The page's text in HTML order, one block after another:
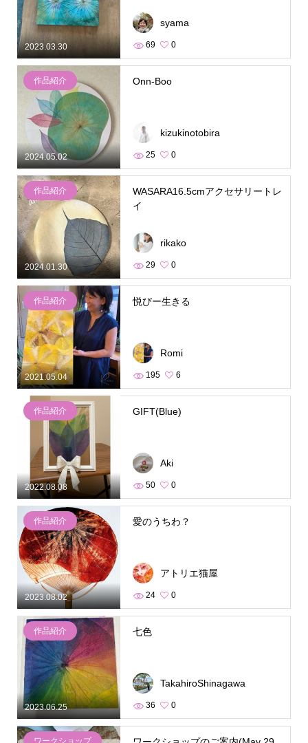
2023.03.30
syama
69 0
作品紹介
2024.05.02
Onn-Boo
kizukinotobira
25 0
作品紹介
2024.01.30
WASARA16.5cmアクセサリートレ
イ
rikako
29 0
作品紹介
2021.05.04
悦びー生きる
Romi
195 6
作品紹介
2022.08.08
GIFT(Blue)
Aki
50 0
作品紹介
2023.08.02
愛のうちわ？
アトリエ猫屋
24 0
作品紹介
2023.06.25
七色
TakahiroShinagawa
36 0
ワークショップ